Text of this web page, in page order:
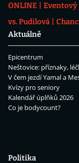
ONLINE
Eventový
vs. Pudilová
Aktuálně
Epicentrum
Neštovice: příznaky,
V čem jezdí Yamal a
Kvízy pro seniory
Kalendář úplňků 2026
Co je bodycount?
Politika